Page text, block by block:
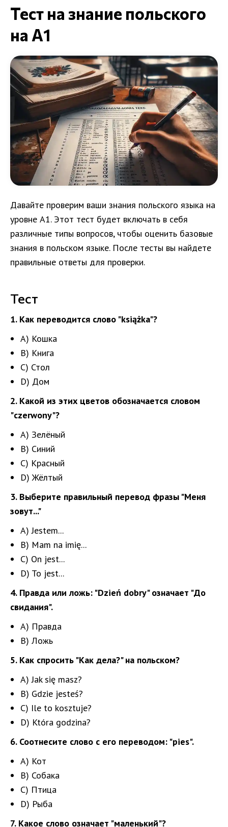
Тест на знание польского
на A1
Давайте проверим ваши знания польского языка на
уровне A1. Этот тест будет включать в себя
различные типы вопросов, чтобы оценить базовые
знания в польском языке. После тесты вы найдете
правильные ответы для проверки.
Тест
1. Как переводится слово "książka"?
A) Кошка
B) Книга
C) Стол
D) Дом
2. Какой из этих цветов обозначается словом
"czerwony"?
A) Зелёный
B) Синий
C) Красный
D) Жёлтый
3. Выберите правильный перевод фразы "Меня
зовут..."
A) Jestem...
B) Mam na imię...
C) On jest...
D) To jest...
4. Правда или ложь: "Dzień dobry" означает "До
свидания".
A) Правда
B) Ложь
5. Как спросить "Как дела?" на польском?
A) Jak się masz?
B) Gdzie jesteś?
C) Ile to kosztuje?
D) Która godzina?
6. Соотнесите слово с его переводом: "pies".
A) Кот
B) Собака
C) Птица
D) Рыба
7. Какое слово означает "маленький"?